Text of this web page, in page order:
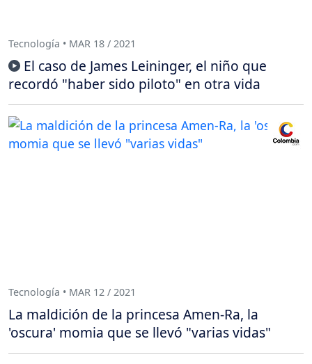
Tecnología • MAR 18 / 2021
El caso de James Leininger, el niño que
recordó "haber sido piloto" en otra vida
Tecnología • MAR 12 / 2021
La maldición de la princesa Amen-Ra, la
'oscura' momia que se llevó "varias vidas"